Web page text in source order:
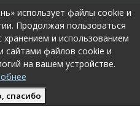
технологии
вы соглашаетесь с их
–KTC Digital Production
использует файлы cookie и
Продолжая пользоваться
и использованием
сайтами файлов cookie и
на вашем устройстве.
спасибо